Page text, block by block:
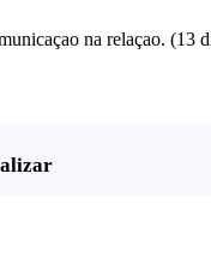
na relaçao. (13